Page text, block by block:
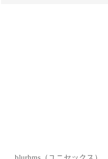
blurhms（ユニセックス）